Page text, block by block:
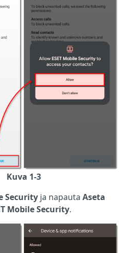
Kuva 1-3
Security ja napauta Aseta
Mobile Security.